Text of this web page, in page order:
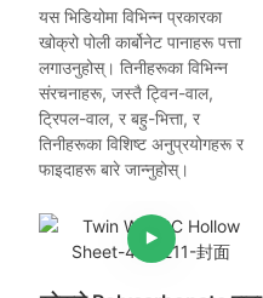
यस भिडियोमा विभिन्न प्रकारका
खोक्रो पोली कार्बोनेट पानाहरू पत्ता
लगाउनुहोस्। तिनीहरूका विभिन्न
संरचनाहरू, जस्तै ट्विन-वाल,
ट्रिपल-वाल, र बहु-भित्ता, र
तिनीहरूका विशिष्ट अनुप्रयोगहरू र
फाइदाहरू बारे जान्नुहोस्।